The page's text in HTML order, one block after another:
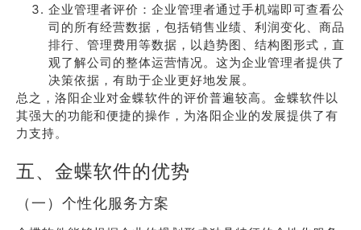
企业管理者评价：企业管理者通过手机端即可查看公
司的所有经营数据，包括销售业绩、利润变化、商品
排行、管理费用等数据，以趋势图、结构图形式，直
观了解公司的整体运营情况。这为企业管理者提供了
决策依据，有助于企业更好地发展。
总之，洛阳企业对金蝶软件的评价普遍较高。金蝶软件以
其强大的功能和便捷的操作，为洛阳企业的发展提供了有
力支持。
五、金蝶软件的优势
（一）个性化服务方案